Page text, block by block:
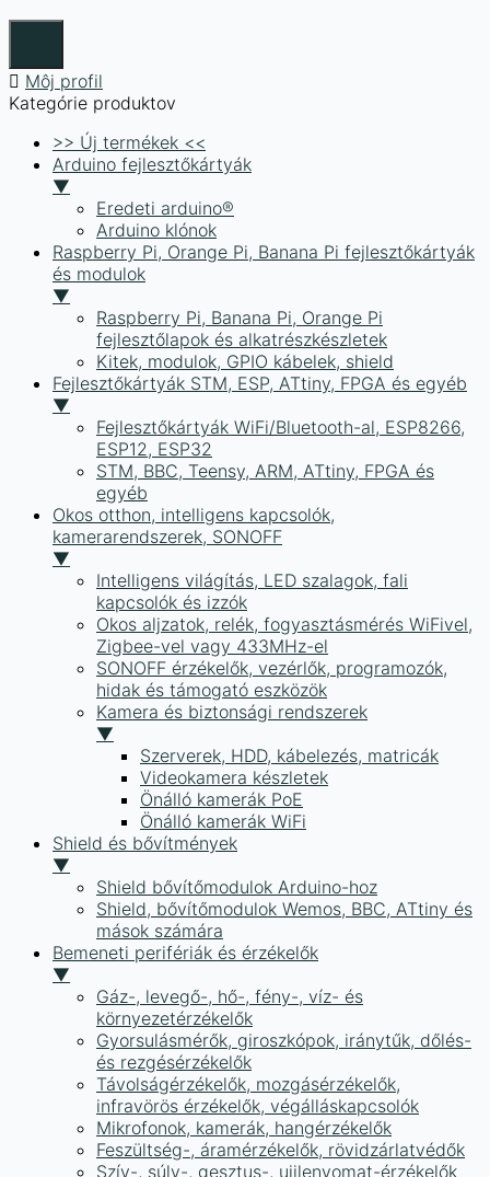
Môj profil
Kategórie produktov
>> Új termékek <<
Arduino fejlesztőkártyák
▼
Eredeti arduino®
Arduino klónok
Raspberry Pi, Orange Pi, Banana Pi fejlesztőkártyák
és modulok
▼
Raspberry Pi, Banana Pi, Orange Pi
fejlesztőlapok és alkatrészkészletek
Kitek, modulok, GPIO kábelek, shield
Fejlesztőkártyák STM, ESP, ATtiny, FPGA és egyéb
▼
Fejlesztőkártyák WiFi/Bluetooth-al, ESP8266,
ESP12, ESP32
STM, BBC, Teensy, ARM, ATtiny, FPGA és
egyéb
Okos otthon, intelligens kapcsolók,
kamerarendszerek, SONOFF
▼
Intelligens világítás, LED szalagok, fali
kapcsolók és izzók
Okos aljzatok, relék, fogyasztásmérés WiFivel,
Zigbee-vel vagy 433MHz-el
SONOFF érzékelők, vezérlők, programozók,
hidak és támogató eszközök
Kamera és biztonsági rendszerek
▼
Szerverek, HDD, kábelezés, matricák
Videokamera készletek
Önálló kamerák PoE
Önálló kamerák WiFi
Shield és bővítmények
▼
Shield bővítőmodulok Arduino-hoz
Shield, bővítőmodulok Wemos, BBC, ATtiny és
mások számára
Bemeneti perifériák és érzékelők
▼
Gáz-, levegő-, hő-, fény-, víz- és
környezetérzékelők
Gyorsulásmérők, giroszkópok, iránytűk, dőlés-
és rezgésérzékelők
Távolságérzékelők, mozgásérzékelők,
infravörös érzékelők, végálláskapcsolók
Mikrofonok, kamerák, hangérzékelők
Feszültség-, áramérzékelők, rövidzárlatvédők
Szív-, súly-, gesztus-, ujjlenyomat-érzékelők